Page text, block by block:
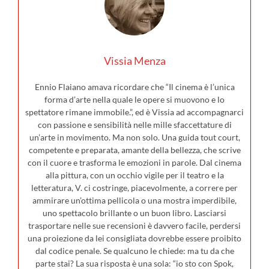
Vissia Menza
Ennio Flaiano amava ricordare che “Il cinema è l’unica
forma d’arte nella quale le opere si muovono e lo
spettatore rimane immobile.”, ed è Vissia ad accompagnarci
con passione e sensibilità nelle mille sfaccettature di
un’arte in movimento. Ma non solo. Una guida tout court,
competente e preparata, amante della bellezza, che scrive
con il cuore e trasforma le emozioni in parole. Dal cinema
alla pittura, con un occhio vigile per il teatro e la
letteratura, V. ci costringe, piacevolmente, a correre per
ammirare un’ottima pellicola o una mostra imperdibile,
uno spettacolo brillante o un buon libro. Lasciarsi
trasportare nelle sue recensioni è davvero facile, perdersi
una proiezione da lei consigliata dovrebbe essere proibito
dal codice penale. Se qualcuno le chiede: ma tu da che
parte stai? La sua risposta è una sola: “io sto con Spok,